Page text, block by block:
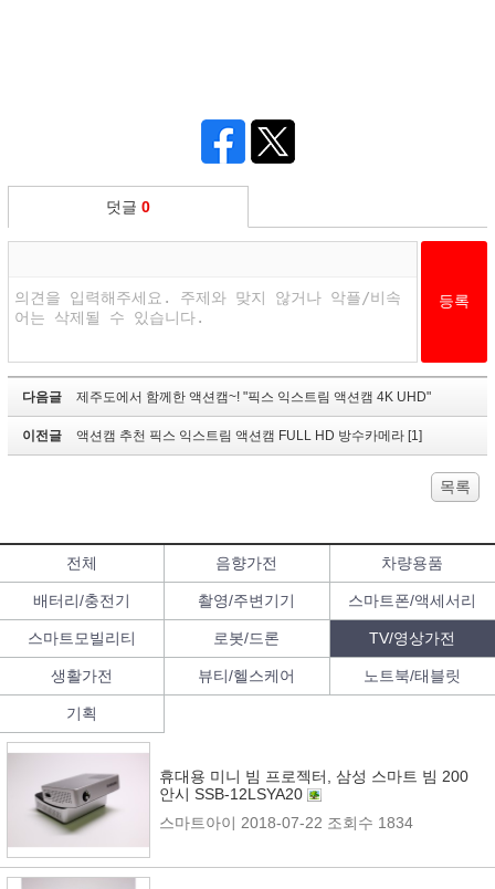
덧글 0
다음글 제주도에서 함께한 액션캠~! "픽스 익스트림 액션캠 4K UHD"
이전글 액션캠 추천 픽스 익스트림 액션캠 FULL HD 방수카메라 [1]
목록
전체 음향가전 차량용품
배터리/충전기 촬영/주변기기 스마트폰/액세서리
스마트모빌리티 로봇/드론 TV/영상가전
생활가전 뷰티/헬스케어 노트북/태블릿
기획
휴대용 미니 빔 프로젝터, 삼성 스마트 빔 200
안시 SSB-12LSYA20
스마트아이 2018-07-22 조회수 1834